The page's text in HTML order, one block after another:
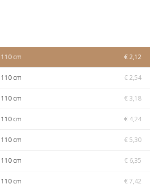
cm € 2,12
cm € 2,54
cm € 3,18
cm € 4,24
cm € 5,30
cm € 6,35
cm € 7,42